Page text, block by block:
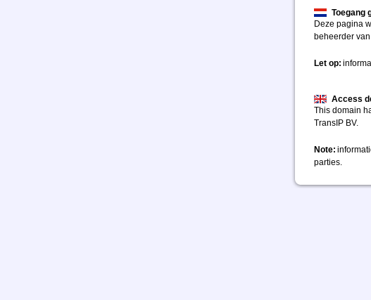
Toegang
Deze pagina
beheerder
Let op:
Access
This domain
TransIP BV.
Note:
parties.